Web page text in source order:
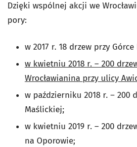
Dzięki wspólnej akcji we
pory:
w 2017 r. 18 drzew przy Górce
w kwietniu 2018 r. – 200
Wrocławianina przy ulicy
w październiku 2018 r. – 200
Maślickiej;
w kwietniu 2019 r. – 200
na Oporowie;